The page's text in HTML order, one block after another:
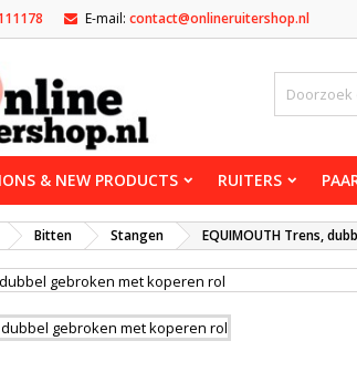
E-mail: contact@onlineruitershop.nl
& NEW PRODUCTS RUITERS
Bitten Stangen EQUIMOUTH Trens,